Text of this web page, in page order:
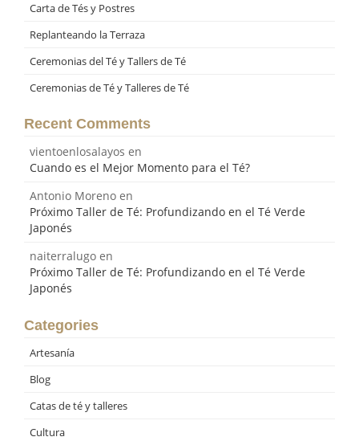
Carta de Tés y Postres
Replanteando la Terraza
Ceremonias del Té y Tallers de Té
Ceremonias de Té y Talleres de Té
Recent Comments
vientoenlosalayos en
Cuando es el Mejor Momento para el Té?
Antonio Moreno en
Próximo Taller de Té: Profundizando en el Té Verde
Japonés
naiterralugo en
Próximo Taller de Té: Profundizando en el Té Verde
Japonés
Categories
Artesanía
Blog
Catas de té y talleres
Cultura